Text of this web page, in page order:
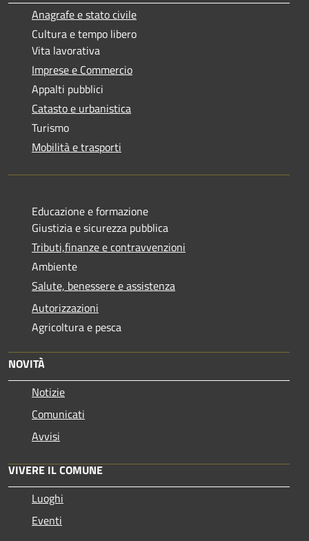
Anagrafe e stato civile
Cultura e tempo libero
Vita lavorativa
Imprese e Commercio
Appalti pubblici
Catasto e urbanistica
Turismo
Mobilità e trasporti
Educazione e formazione
Giustizia e sicurezza pubblica
Tributi,finanze e contravvenzioni
Ambiente
Salute, benessere e assistenza
Autorizzazioni
Agricoltura e pesca
NOVITÀ
Notizie
Comunicati
Avvisi
VIVERE IL COMUNE
Luoghi
Eventi